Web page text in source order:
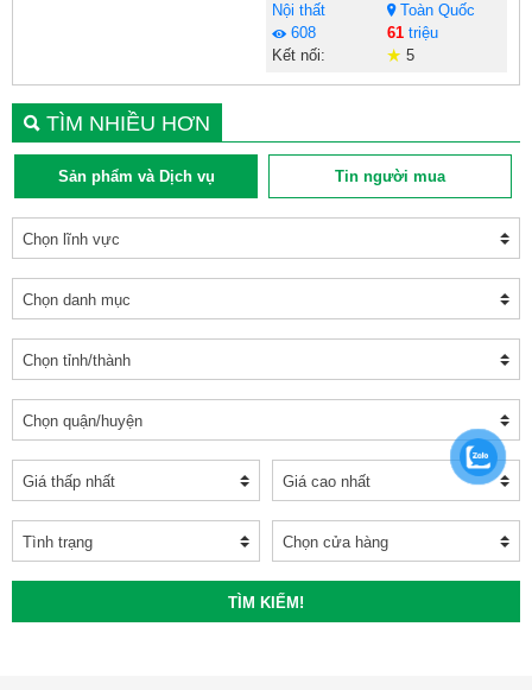
Nội thất
Toàn Quốc
608
61triệu
Kết nối:
5
TÌM NHIỀU HƠN
Sản phẩm và Dịch vụ Tin người mua
TÌM KIẾM!